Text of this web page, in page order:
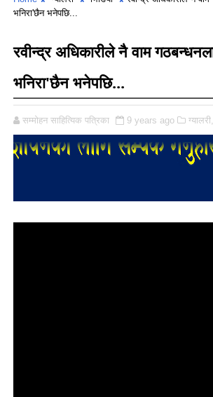
भनिरा'छैन भनेपछि...
रवीन्द्र अधिकारीले नै वाम
भनिरा'छैन भनेपछि...
सम्मोहन साहित्यिक पत्रिका 9 years ago ग्यालरी,